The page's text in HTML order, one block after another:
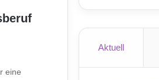
eine
Aktuell